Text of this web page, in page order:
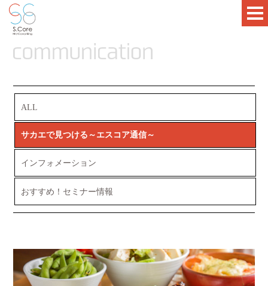
ALL
サカエで見つける～エスコア通信～
インフォメーション
おすすめ！セミナー情報